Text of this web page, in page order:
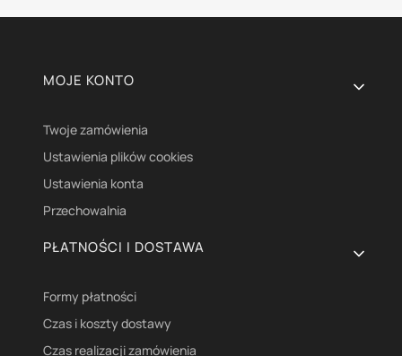
Linki w stopce
MOJE KONTO
Twoje zamówienia
Ustawienia plików cookies
Ustawienia konta
Przechowalnia
PŁATNOŚCI I DOSTAWA
Formy płatności
Czas i koszty dostawy
Czas realizacji zamówienia